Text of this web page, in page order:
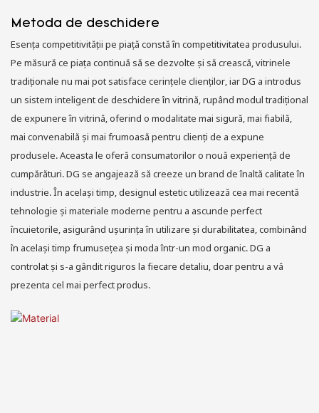
Metoda de deschidere
Esența competitivității pe piață constă în competitivitatea produsului.
Pe măsură ce piața continuă să se dezvolte și să crească, vitrinele
tradiționale nu mai pot satisface cerințele clienților, iar DG a introdus
un sistem inteligent de deschidere în vitrină, rupând modul tradițional
de expunere în vitrină, oferind o modalitate mai sigură, mai fiabilă,
mai convenabilă și mai frumoasă pentru clienți de a expune
produsele. Aceasta le oferă consumatorilor o nouă experiență de
cumpărături. DG se angajează să creeze un brand de înaltă calitate în
industrie. În același timp, designul estetic utilizează cea mai recentă
tehnologie și materiale moderne pentru a ascunde perfect
încuietorile, asigurând ușurința în utilizare și durabilitatea, combinând
în același timp frumusețea și moda într-un mod organic. DG a
controlat și s-a gândit riguros la fiecare detaliu, doar pentru a vă
prezenta cel mai perfect produs.